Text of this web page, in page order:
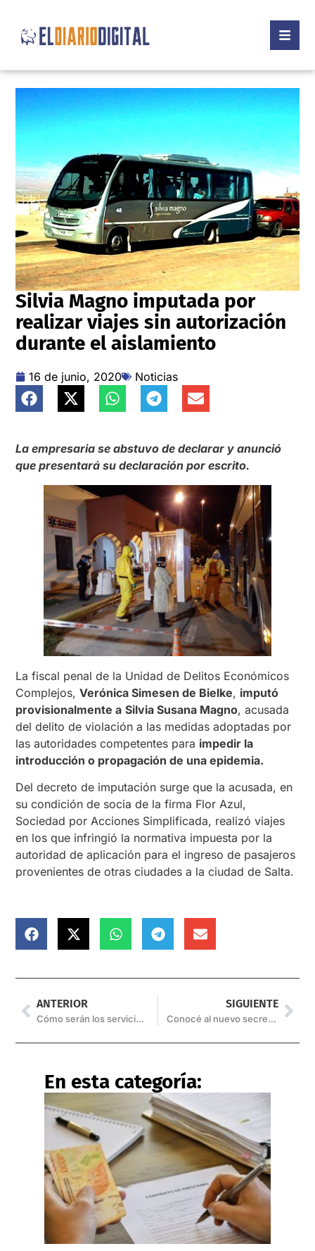
Silvia Magno imputada por
realizar viajes sin autorización
durante el aislamiento
16 de junio, 2020 Noticias
La empresaria se abstuvo de declarar y anunció
que presentará su declaración por escrito.
La fiscal penal de la Unidad de Delitos Económicos
Complejos,Verónica Simesen de Bielke, imputó
provisionalmente a Silvia Susana Magno, acusada
del delito de violación a las medidas adoptadas por
las autoridades competentes para impedir la
introducción o propagación de una epidemia.
Del decreto de imputación surge que la acusada, en
su condición de socia de la firma Flor Azul,
Sociedad por Acciones Simplificada, realizó viajes
en los que infringió la normativa impuesta por la
autoridad de aplicación para el ingreso de pasajeros
provenientes de otras ciudades a la ciudad de Salta.
ANTERIOR
Cómo serán los servicios municipales durante los feriados de esta semana
SIGUIENTE
Conocé al nuevo secretario de Justicia de la Provincia
En esta categoría: